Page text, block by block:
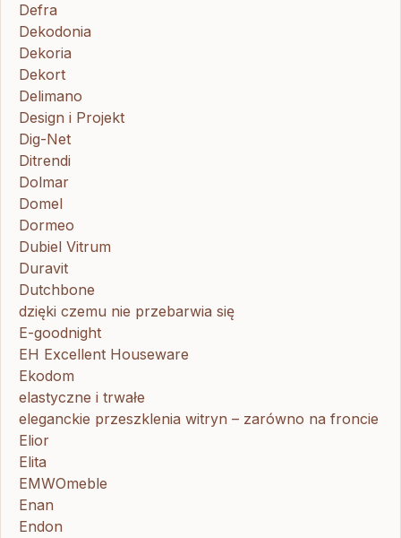
Defra
Dekodonia
Dekoria
Dekort
Delimano
Design i Projekt
Dig-Net
Ditrendi
Dolmar
Domel
Dormeo
Dubiel Vitrum
Duravit
Dutchbone
dzięki czemu nie przebarwia się
E-goodnight
EH Excellent Houseware
Ekodom
elastyczne i trwałe
eleganckie przeszklenia witryn – zarówno na froncie
Elior
Elita
EMWOmeble
Enan
Endon